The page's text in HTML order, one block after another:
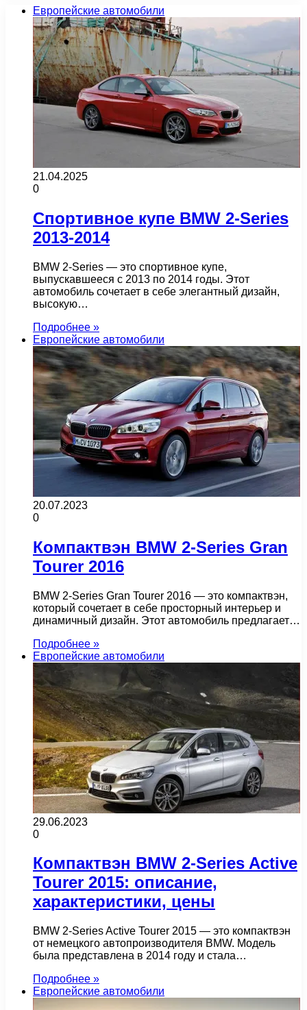
Европейские автомобили
21.04.2025
0
Спортивное купе BMW 2-Series
2013-2014
BMW 2-Series — это спортивное купе,
выпускавшееся с 2013 по 2014 годы. Этот
автомобиль сочетает в себе элегантный дизайн,
высокую…
Подробнее »
Европейские автомобили
20.07.2023
0
Компактвэн BMW 2-Series Gran
Tourer 2016
BMW 2-Series Gran Tourer 2016 — это компактвэн,
который сочетает в себе просторный интерьер и
динамичный дизайн. Этот автомобиль предлагает…
Подробнее »
Европейские автомобили
29.06.2023
0
Компактвэн BMW 2-Series Active
Tourer 2015: описание,
характеристики, цены
BMW 2-Series Active Tourer 2015 — это компактвэн
от немецкого автопроизводителя BMW. Модель
была представлена в 2014 году и стала…
Подробнее »
Европейские автомобили